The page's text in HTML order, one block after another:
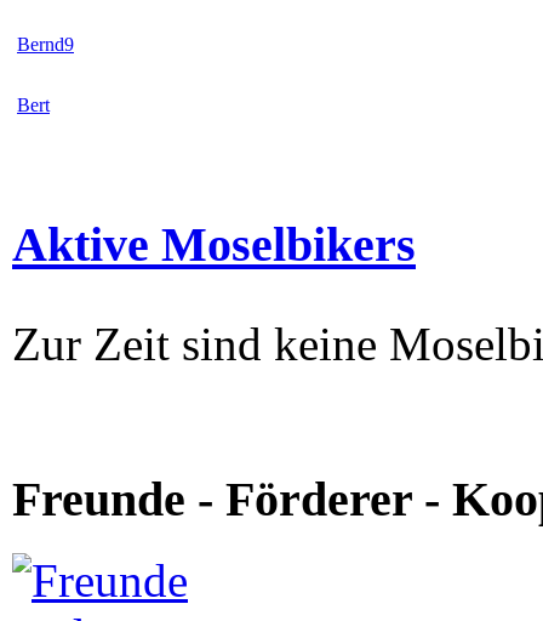
Bernd9
Bert
Aktive Moselbikers
Zur Zeit sind keine
Freunde - Förderer -